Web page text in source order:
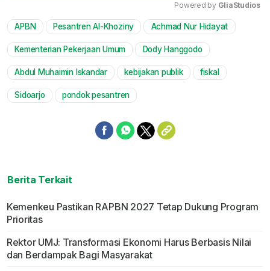
Mute
Powered by GliaStudios
APBN Pesantren Al-Khoziny Achmad Nur Hidayat
Kementerian Pekerjaan Umum Dody Hanggodo
Abdul Muhaimin Iskandar kebijakan publik fiskal
Sidoarjo pondok pesantren
Berita Terkait
Kemenkeu Pastikan RAPBN 2027 Tetap Dukung Program
Prioritas
Rektor UMJ: Transformasi Ekonomi Harus Berbasis Nilai
dan Berdampak Bagi Masyarakat